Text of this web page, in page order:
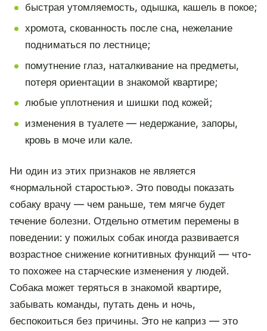
быстрая утомляемость, одышка, кашель в покое;
хромота, скованность после сна, нежелание
подниматься по лестнице;
помутнение глаз, наталкивание на предметы,
потеря ориентации в знакомой квартире;
любые уплотнения и шишки под кожей;
изменения в туалете — недержание, запоры,
кровь в моче или кале.
Ни один из этих признаков не является
«нормальной старостью». Это поводы показать
собаку врачу — чем раньше, тем мягче будет
течение болезни. Отдельно отметим перемены в
поведении: у пожилых собак иногда развивается
возрастное снижение когнитивных функций — что-
то похожее на старческие изменения у людей.
Собака может теряться в знакомой квартире,
забывать команды, путать день и ночь,
беспокоиться без причины. Это не каприз — это